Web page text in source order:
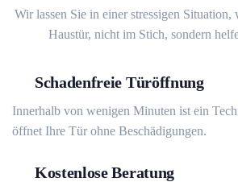
Wir lassen Sie in einer stressigen Situation,
Haustür, nicht im Stich, sondern
Schadenfreie Türöffnung
Innerhalb von wenigen Minuten ist ein
öffnet Ihre Tür ohne Beschädigungen.
Kostenlose Beratung